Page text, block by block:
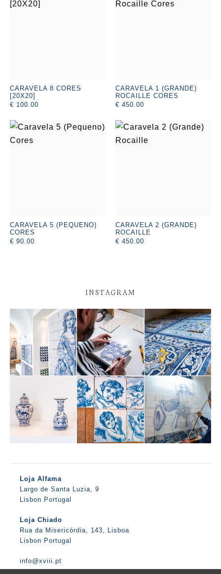
CARAVELA 8 CORES
[20X20]
€ 100.00
CARAVELA 1 (GRANDE)
ROCAILLE CORES
€ 450.00
CARAVELA 5 (PEQUENO)
CORES
€ 90.00
CARAVELA 2 (GRANDE)
ROCAILLE
€ 450.00
INSTAGRAM
Loja Alfama
Largo de Santa Luzia, 9
Lisbon Portugal
Loja Chiado
Rua da Misericórdia, 143, Lisboa
Lisbon Portugal
info@xviii.pt